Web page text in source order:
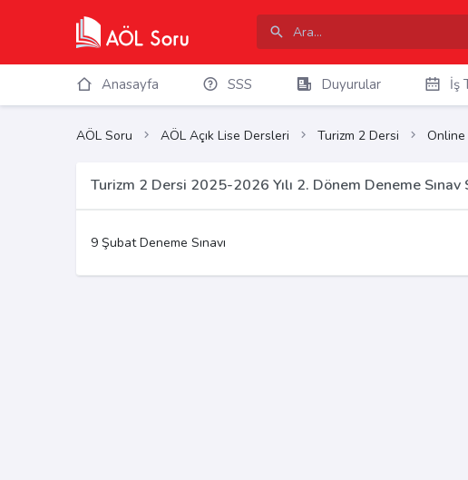
Anasayfa SSS Duyurular İş
AÖL Soru AÖL Açık Lise Dersleri Turizm 2 Dersi Online
Turizm 2 Dersi 2025-2026 Yılı 2. Dönem Deneme Sınav
9 Şubat Deneme Sınavı